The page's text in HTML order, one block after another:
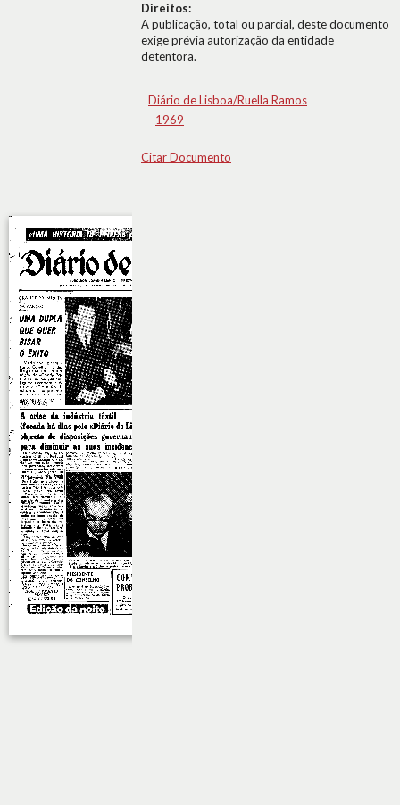
Direitos:
A publicação, total ou parcial, deste documento
exige prévia autorização da entidade
detentora.
Diário de Lisboa/Ruella Ramos
1969
Citar Documento